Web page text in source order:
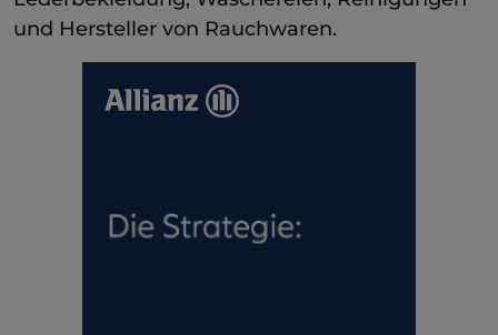
und Hersteller von Rauchwaren.